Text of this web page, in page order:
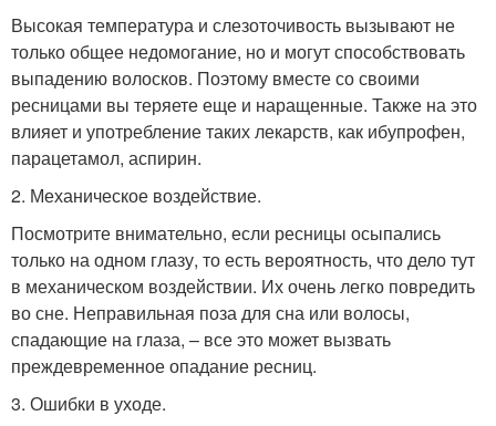
Высокая температура и слезоточивость вызывают не
только общее недомогание, но и могут способствовать
выпадению волосков. Поэтому вместе со своими
ресницами вы теряете еще и наращенные. Также на это
влияет и употребление таких лекарств, как ибупрофен,
парацетамол, аспирин.
2. Механическое воздействие.
Посмотрите внимательно, если ресницы осыпались
только на одном глазу, то есть вероятность, что дело тут
в механическом воздействии. Их очень легко повредить
во сне. Неправильная поза для сна или волосы,
спадающие на глаза, – все это может вызвать
преждевременное опадание ресниц.
3. Ошибки в уходе.